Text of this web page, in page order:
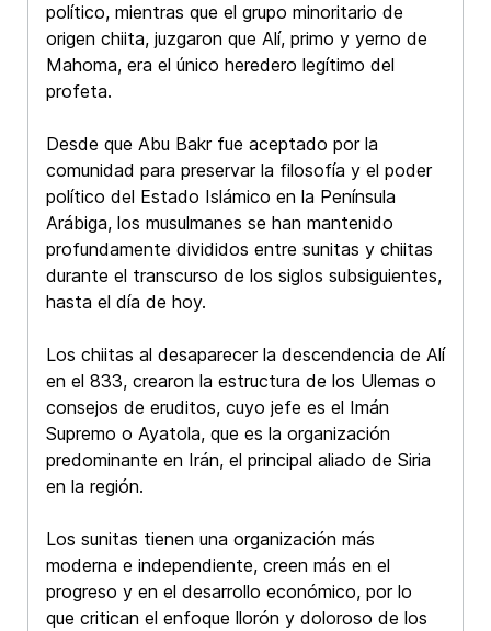
político, mientras que el grupo minoritario de
origen chiita, juzgaron que Alí, primo y yerno de
Mahoma, era el único heredero legítimo del
profeta.
Desde que Abu Bakr fue aceptado por la
comunidad para preservar la filosofía y el poder
político del Estado Islámico en la Península
Arábiga, los musulmanes se han mantenido
profundamente divididos entre sunitas y chiitas
durante el transcurso de los siglos subsiguientes,
hasta el día de hoy.
Los chiitas al desaparecer la descendencia de Alí
en el 833, crearon la estructura de los Ulemas o
consejos de eruditos, cuyo jefe es el Imán
Supremo o Ayatola, que es la organización
predominante en Irán, el principal aliado de Siria
en la región.
Los sunitas tienen una organización más
moderna e independiente, creen más en el
progreso y en el desarrollo económico, por lo
que critican el enfoque llorón y doloroso de los